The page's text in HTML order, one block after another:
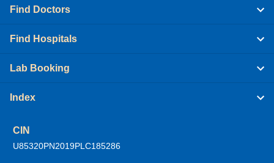
Find Doctors
Find Hospitals
Lab Booking
Index
CIN
U85320PN2019PLC185286